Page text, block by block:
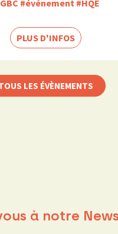
#événement #HQE
PLUS D'INFOS
LES ÉVÈNEMENTS
à notre